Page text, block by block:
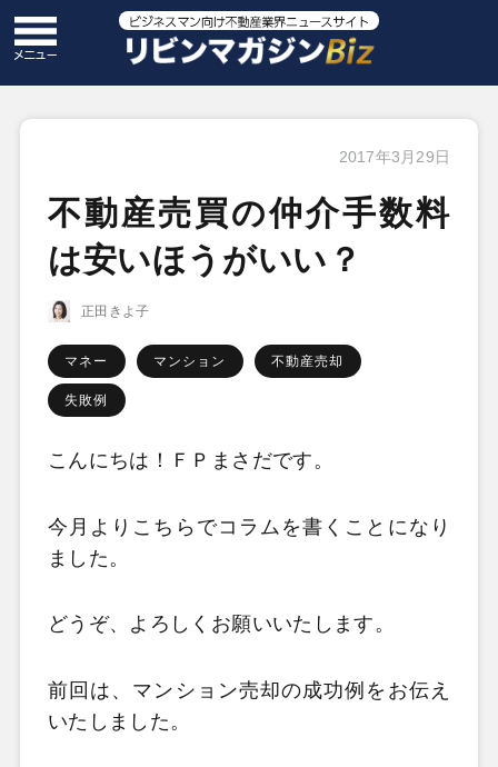
2017年3月29日
不動産売買の仲介手数料
は安いほうがいい？
正田きよ子
マネー マンション 不動産売却
失敗例
こんにちは！ＦＰまさだです。
今月よりこちらでコラムを書くことになり
ました。
どうぞ、よろしくお願いいたします。
前回は、マンション売却の成功例をお伝え
いたしました。